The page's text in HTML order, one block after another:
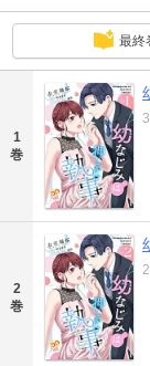
最終
1
巻
2
巻